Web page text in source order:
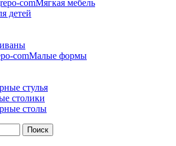
Мягкая мебель
детей
Малые формы
стулья
столики
столы
Поиск